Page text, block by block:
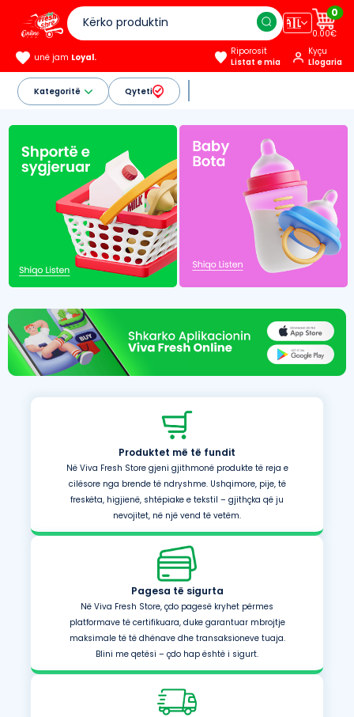
🇦🇱
0
0.00€
unë jam Loyal.
Riporosit
Listat e mia
Kyçu
Llogaria
Kategoritë Qyteti
Produktet më të fundit
Në Viva Fresh Store gjeni gjithmonë produkte të reja e
cilësore nga brende të ndryshme. Ushqimore, pije, të
freskëta, higjienë, shtëpiake e tekstil – gjithçka që ju
nevojitet, në një vend të vetëm.
Pagesa të sigurta
Në Viva Fresh Store, çdo pagesë kryhet përmes
platformave të certifikuara, duke garantuar mbrojtje
maksimale të të dhënave dhe transaksioneve tuaja.
Blini me qetësi – çdo hap është i sigurt.